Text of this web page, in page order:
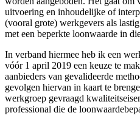
uitvoering en inhoudelijke of
(vooral grote) werkgevers als
met een beperkte loonwaarde in
In verband hiermee heb ik een
vóór 1 april 2019 een keuze te
aanbieders van gevalideerde
gevolgen hiervan in kaart te
werkgroep gevraagd
professional die de